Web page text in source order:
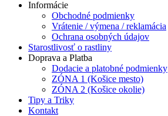
Informácie
Obchodné podmienky
Vrátenie / výmena / reklamácia
Ochrana osobných údajov
Starostlivosť o rastliny
Doprava a Platba
Dodacie a platobné podmienky
ZÓNA 1 (Košice mesto)
ZÓNA 2 (Košice okolie)
Tipy a Triky
Kontakt